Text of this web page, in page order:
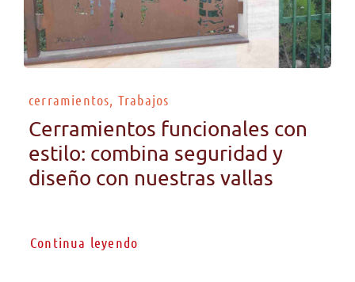
cerramientos, Trabajos
Cerramientos funcionales con
estilo: combina seguridad y
diseño con nuestras vallas
Continua leyendo